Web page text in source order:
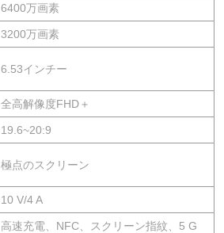
6400万画素
3200万画素
6.53インチー
全高解像度FHD＋
19.6~20:9
極点のスクリーン
10 V/4 A
高速充電、NFC、スクリーン指紋、5 G